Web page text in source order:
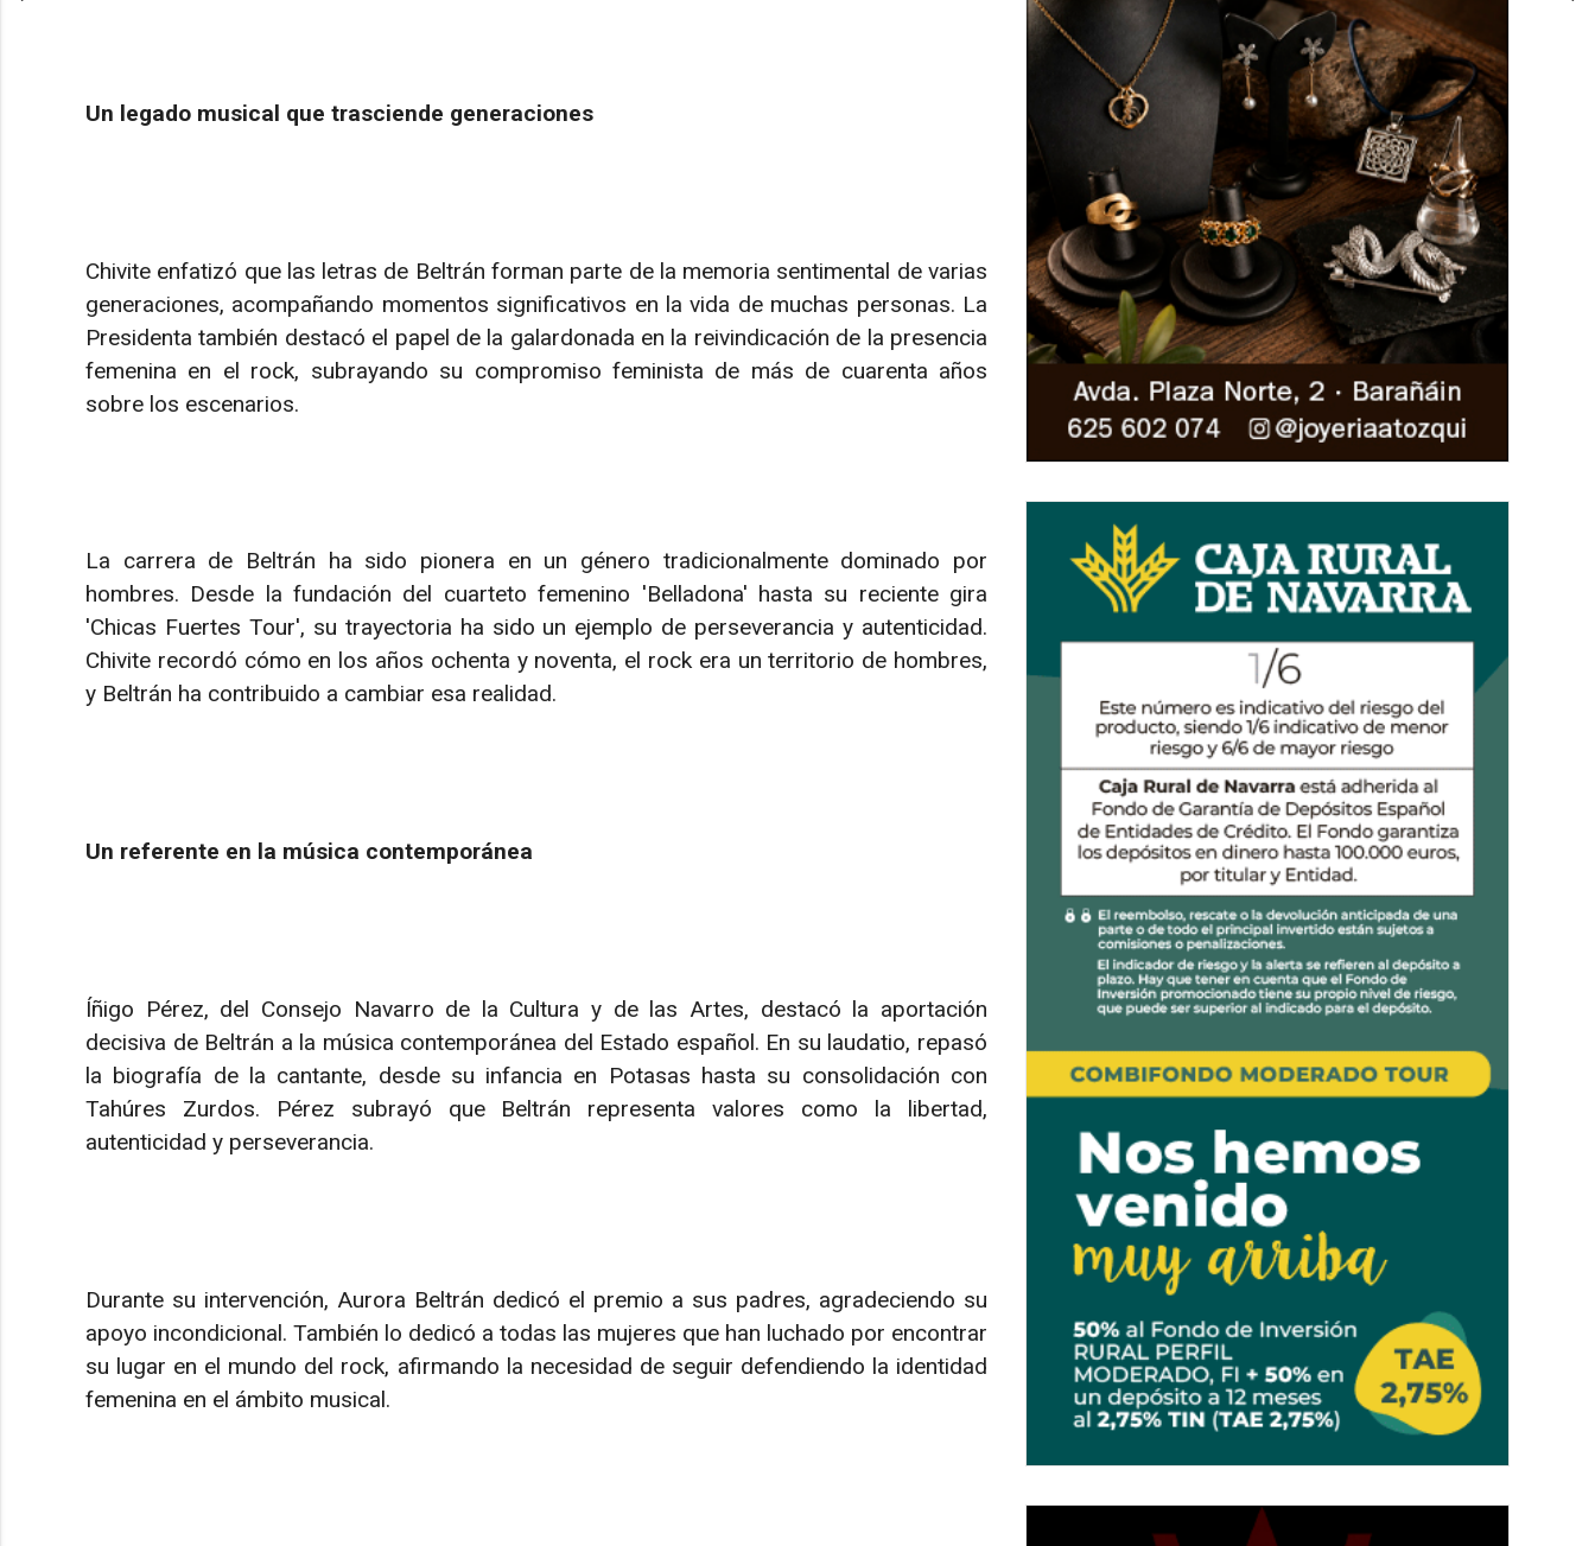
Un legado musical que trasciende generaciones
Chivite enfatizó que las letras de Beltrán forman parte de la memoria sentimental de varias
generaciones, acompañando momentos significativos en la vida de muchas personas. La
Presidenta también destacó el papel de la galardonada en la reivindicación de la presencia
femenina en el rock, subrayando su compromiso feminista de más de cuarenta años
sobre los escenarios.
La carrera de Beltrán ha sido pionera en un género tradicionalmente dominado por
hombres. Desde la fundación del cuarteto femenino 'Belladona' hasta su reciente gira
'Chicas Fuertes Tour', su trayectoria ha sido un ejemplo de perseverancia y autenticidad.
Chivite recordó cómo en los años ochenta y noventa, el rock era un territorio de hombres,
y Beltrán ha contribuido a cambiar esa realidad.
Un referente en la música contemporánea
Íñigo Pérez, del Consejo Navarro de la Cultura y de las Artes, destacó la aportación
decisiva de Beltrán a la música contemporánea del Estado español. En su laudatio, repasó
la biografía de la cantante, desde su infancia en Potasas hasta su consolidación con
Tahúres Zurdos. Pérez subrayó que Beltrán representa valores como la libertad,
autenticidad y perseverancia.
Durante su intervención, Aurora Beltrán dedicó el premio a sus padres, agradeciendo su
apoyo incondicional. También lo dedicó a todas las mujeres que han luchado por encontrar
su lugar en el mundo del rock, afirmando la necesidad de seguir defendiendo la identidad
femenina en el ámbito musical.